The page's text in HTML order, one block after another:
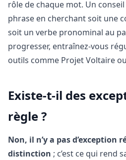
rôle de chaque mot. Un
phrase en cherchant soit une
soit un verbe pronominal au
progresser, entraînez-vous
outils comme Projet Voltaire
Existe-t-il des
règle ?
Non, il n’y a pas d’exception
distinction ; c’est ce qui rend